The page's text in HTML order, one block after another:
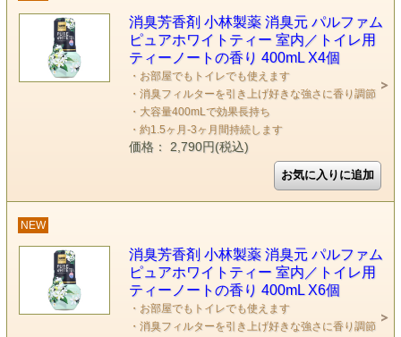
消臭芳香剤 小林製薬 消臭元 パルファム
ピュアホワイトティー 室内／トイレ用
ティーノートの香り 400mL X4個
・お部屋でもトイレでも使えます
・消臭フィルターを引き上げ好きな強さに香り調節
・大容量400mLで効果長持ち
・約1.5ヶ月-3ヶ月間持続します
価格： 2,790円(税込)
NEW
消臭芳香剤 小林製薬 消臭元 パルファム
ピュアホワイトティー 室内／トイレ用
ティーノートの香り 400mL X6個
・お部屋でもトイレでも使えます
・消臭フィルターを引き上げ好きな強さに香り調節